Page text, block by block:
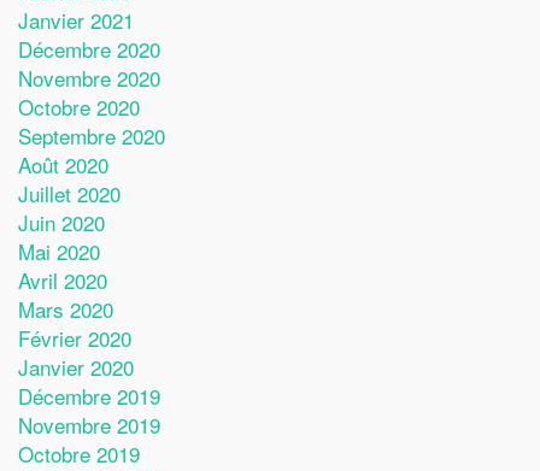
Janvier 2021
Décembre 2020
Novembre 2020
Octobre 2020
Septembre 2020
Août 2020
Juillet 2020
Juin 2020
Mai 2020
Avril 2020
Mars 2020
Février 2020
Janvier 2020
Décembre 2019
Novembre 2019
Octobre 2019